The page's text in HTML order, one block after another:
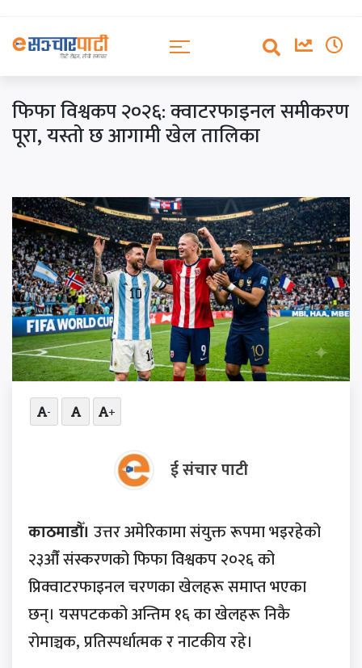
फिफा विश्वकप २०२६: क्वाटरफाइनल समीकरण
पूरा, यस्तो छ आगामी खेल तालिका
- +
ई संचार पाटी
काठमाडौँ। उत्तर अमेरिकामा संयुक्त रूपमा भइरहेको
२३औँ संस्करणको फिफा विश्वकप २०२६ को
प्रिक्वाटरफाइनल चरणका खेलहरू समाप्त भएका
छन्। यसपटकको अन्तिम १६ का खेलहरू निकै
रोमाञ्चक, प्रतिस्पर्धात्मक र नाटकीय रहे।